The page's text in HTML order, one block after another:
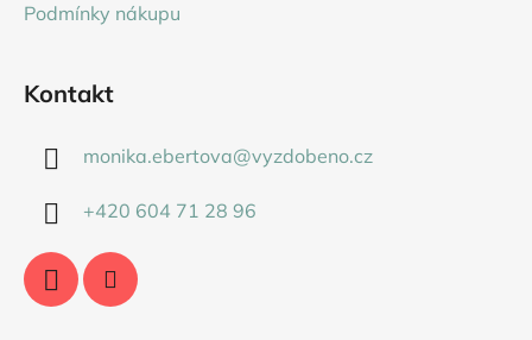
Podmínky nákupu
Kontakt
monika.ebertova@vyzdobeno.cz
+420 604 71 28 96